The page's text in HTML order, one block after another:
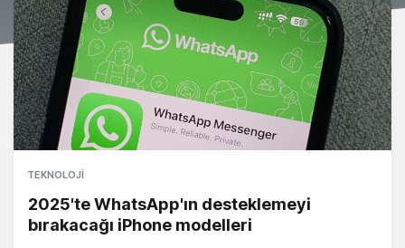
TEKNOLOJI
2025'te WhatsApp'ın desteklemeyi
bırakacağı iPhone modelleri